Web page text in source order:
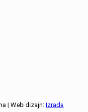
| Web dizajn: Izrada